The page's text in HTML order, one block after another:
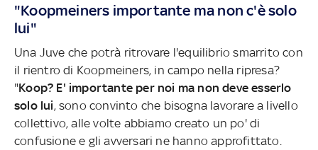
"Koopmeiners importante ma non c'è solo
lui"
Una Juve che potrà ritrovare l'equilibrio smarrito con
il rientro di Koopmeiners, in campo nella ripresa?
"Koop? E' importante per noi ma non deve esserlo
solo lui, sono convinto che bisogna lavorare a livello
collettivo, alle volte abbiamo creato un po' di
confusione e gli avversari ne hanno approfittato.